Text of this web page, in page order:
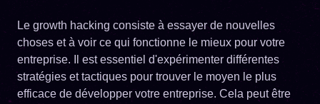
Le growth hacking consiste à essayer de nouvelles
choses et à voir ce qui fonctionne le mieux pour votre
entreprise. Il est essentiel d'expérimenter différentes
stratégies et tactiques pour trouver le moyen le plus
efficace de développer votre entreprise. Cela peut être